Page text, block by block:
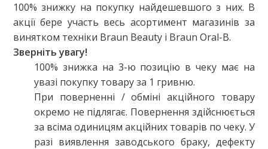
100% знижку на покупку найдешевшого з них. В
акції бере участь весь асортимент магазинів за
винятком техніки Braun Beauty і Braun Oral-B.
Зверніть увагу!
100% знижка на 3-ю позицію в чеку має на
увазі покупку товару за 1 гривню.
При поверненні / обміні акційного товару
окремо не підлягає. Повернення здійснюється
за всіма одиницям акційних товарів по чеку. У
разі виявлення заводського браку, дефекту